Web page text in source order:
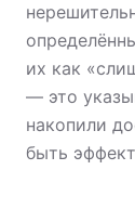
их как
— это
накопили
быть